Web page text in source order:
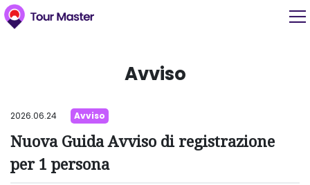
Avviso
2026.06.24 Avviso
Nuova Guida Avviso di registrazione
per 1 persona